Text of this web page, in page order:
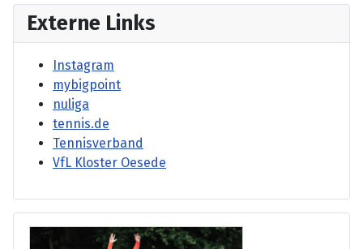
Externe Links
Instagram
mybigpoint
nuliga
tennis.de
Tennisverband
VfL Kloster Oesede